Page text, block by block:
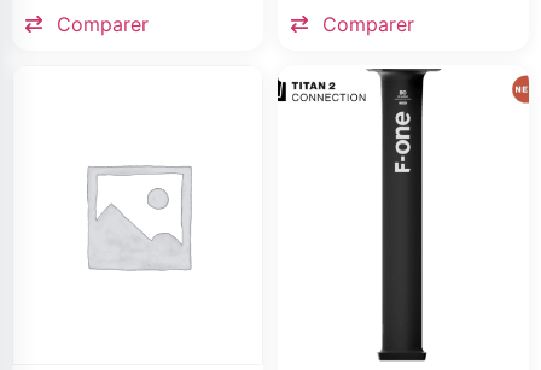
Comparer Comparer